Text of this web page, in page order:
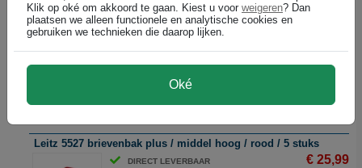
Leitz 5527 brievenbak plus / middel hoog / groen metallic / 5
In winkelwagen
Leitz 5527 brievenbak plus / middel hoog / rood / 5 stuks
DIRECT LEVERBAAR € 25,99
Klik op oké om akkoord te gaan. Kiest u voor weigeren? Dan
plaatsen we alleen functionele en analytische cookies en
gebruiken we technieken die daarop lijken.
Oké